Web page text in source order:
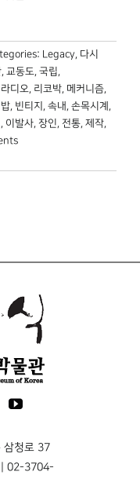
Legacy, 다시
, 교동도, 국립,
라디오, 리코박, 메커니즘,
밥, 빈티지 , 속내 , 손목시계 ,
, 이발사, 장인, 전통, 제작,
삼청로 37
| 02-3704-